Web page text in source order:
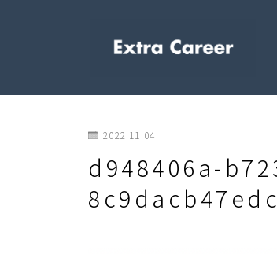
2022.11.04
d948406a-